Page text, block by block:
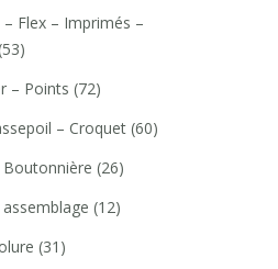
– Flex – Imprimés –
– Points (72)
– Croquet (60)
(26)
(12)
(31)